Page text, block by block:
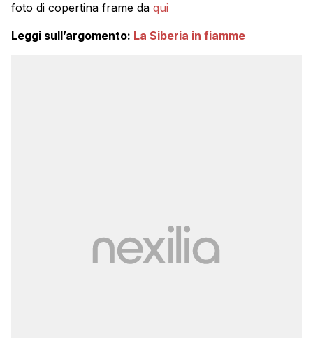
foto di copertina frame da qui
Leggi sull’argomento: La Siberia in fiamme